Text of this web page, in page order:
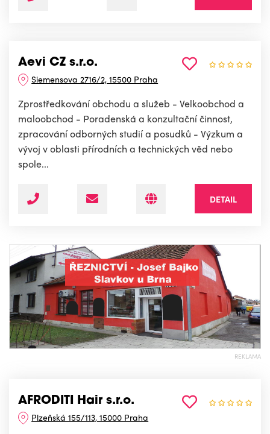
Aevi CZ s.r.o.
Siemensova 2716/2, 15500 Praha
Zprostředkování obchodu a služeb - Velkoobchod a
maloobchod - Poradenská a konzultační činnost,
zpracování odborných studií a posudků - Výzkum a
vývoj v oblasti přírodních a technických věd nebo
spole...
DETAIL
REKLAMA
AFRODITI Hair s.r.o.
Plzeňská 155/113, 15000 Praha